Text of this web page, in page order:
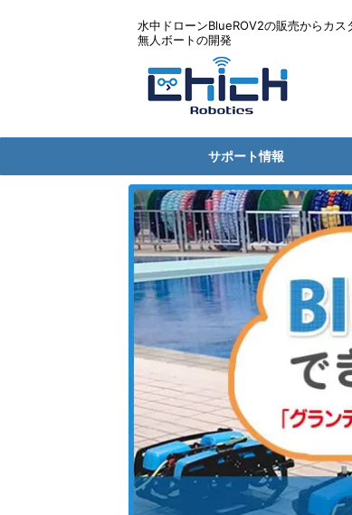
水中ドローンBlueROV2の販売からカス
無人ボートの開発
サポート情報